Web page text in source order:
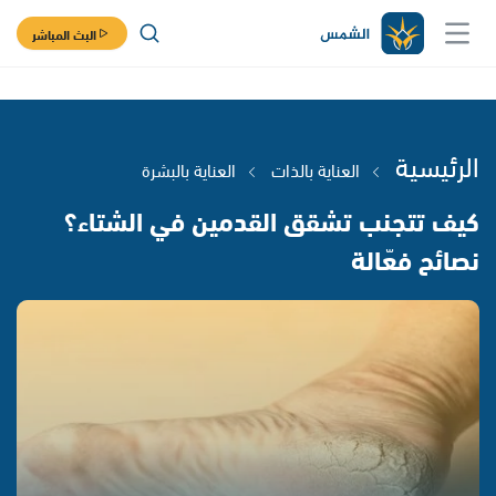
البث المباشر
الرئيسية العناية بالذات العناية بالبشرة
كيف تتجنب تشقق القدمين في الشتاء؟
نصائح فعّالة